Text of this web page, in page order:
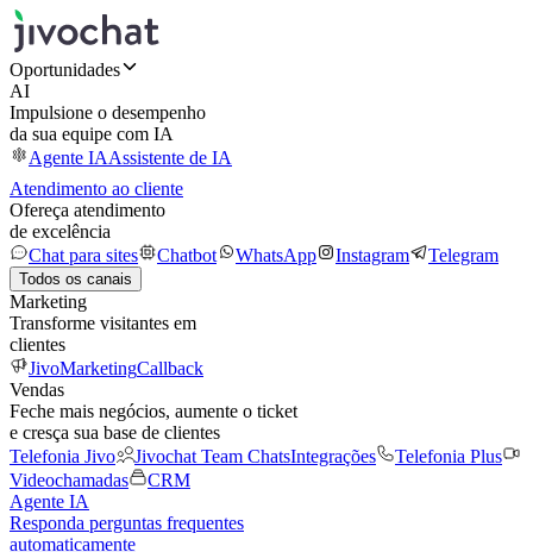
Oportunidades
AI
Impulsione o desempenho
da sua equipe com IA
Agente IAAssistente de IA
Atendimento ao cliente
Ofereça atendimento
de excelência
Chat para sites
Chatbot WhatsApp Instagram Telegram
Todos os canais
Marketing
Transforme visitantes em
clientes
JivoMarketingCallback
Vendas
Feche mais negócios, aumente o ticket
e cresça sua base de clientes
Telefonia Jivo
Jivochat Team ChatsIntegrações
Telefonia Plus
Videochamadas
CRM
Agente IA
Responda perguntas frequentes
automaticamente